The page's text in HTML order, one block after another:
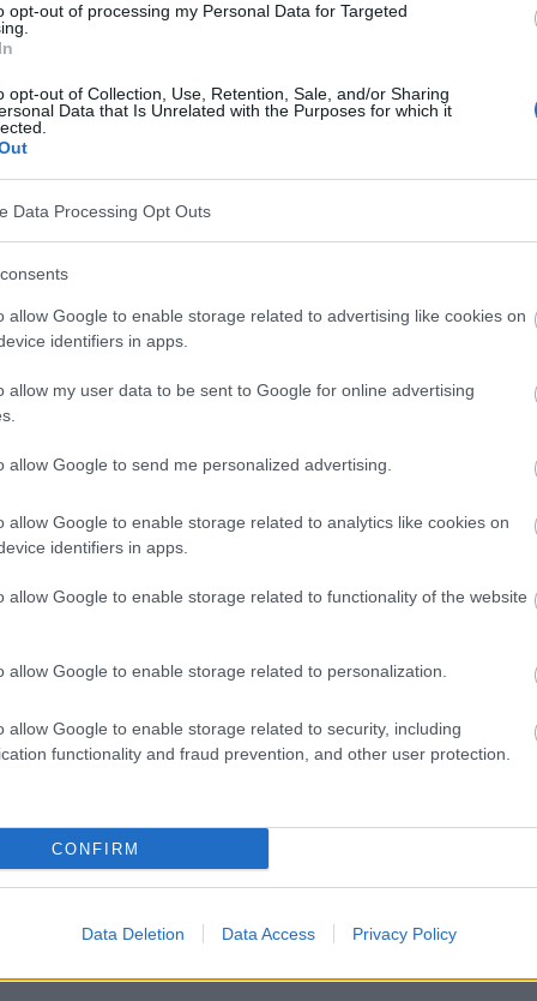
opt-out of processing my Personal Data for Targeted
opt-out of Collection, Use, Retention, Sale, and/or Sharing
Data that Is Unrelated with the Purposes for which it
Data Processing Opt Outs
allow Google to enable storage related to advertising like cookies on
identifiers in apps.
allow my user data to be sent to Google for online advertising
allow Google to send me personalized advertising.
allow Google to enable storage related to analytics like cookies on
identifiers in apps.
allow Google to enable storage related to functionality of the website
allow Google to enable storage related to personalization.
allow Google to enable storage related to security, including
functionality and fraud prevention, and other user protection.
CONFIRM
Data Deletion Data Access Privacy Policy
pendant la grossesse
pendant la grossesse n'a pas été
le résultat de la réaction de la femme enceinte à
d'hormones - les concentrations accrues
irritant direct sur la muqueuse gastrique,
Les nausées et les vomissements sont
la grossesse, plus souvent chez les femmes
généralement pas de risque pour le fœtus.
de la grossesse et touchent environ deux
plus intenses le matin, mais peuvent
peuvent être très désagréables pour la
le matin et l'estomac vide à ce moment-là
s'intensifient généralement lorsque
Cependant, ils n'entraînent que parfois une
subséquente. En général, comme les
partir de la 10e semaine de grossesse pour cesser
des vomissements pendant la